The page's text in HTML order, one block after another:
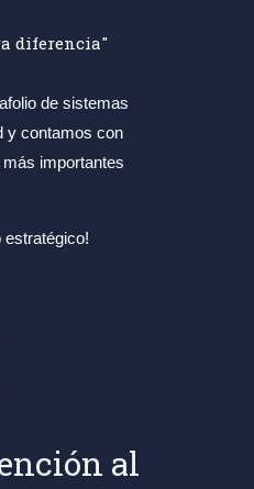
diferencia"
de sistemas
y contamos con
importantes
estratégico!
al